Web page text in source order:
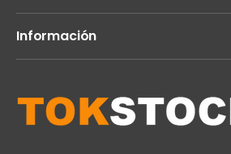
Información